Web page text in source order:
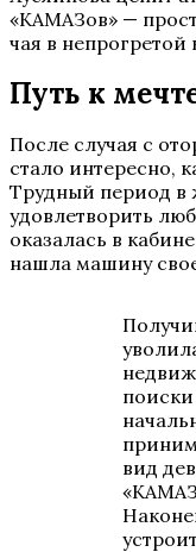
«КАМАЗов» —
чая в непрогретой
Путь к
После случая с
стало интересно,
Трудный период в
удовлетворить
оказалась в
нашла машину
поиски
вид